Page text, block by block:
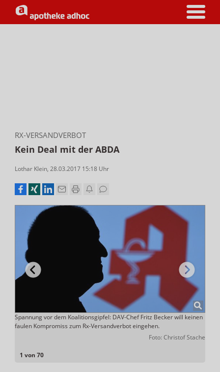
RX-VERSANDVERBOT
Kein Deal mit der ABDA
Lothar Klein, 28.03.2017 15:18 Uhr
1 von 70
Spannung vor dem Koalitionsgipfel: DAV-Chef Fritz Becker will keinen
faulen Kompromiss zum Rx-Versandverbot eingehen.
Foto: Christof Stache